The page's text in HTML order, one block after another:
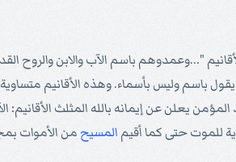
الأقانيم "...وعمدوهم باسم الآب والابن
يقول باسم وليس بأسماء. وهذه الأقانيم
يعلن عن إيمانه بالله المثلث
للموت حتى كما أقيم المسيح من الأموات